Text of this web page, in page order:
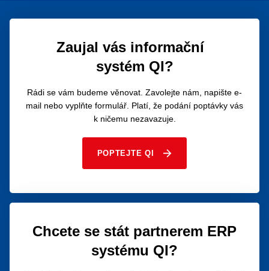
Zaujal vás informační
systém QI?
Rádi se vám budeme věnovat. Zavolejte nám, napište e-
mail nebo vyplňte formulář. Platí, že podání poptávky vás
k ničemu nezavazuje.
POPTEJTE QI
Chcete se stát partnerem ERP
systému QI?